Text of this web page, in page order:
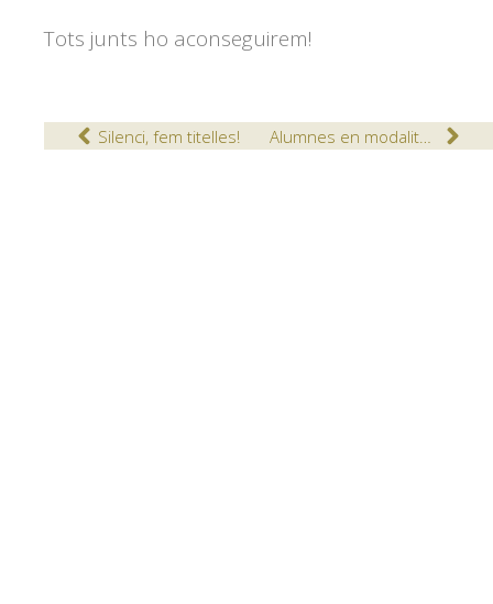
Tots junts ho aconseguirem!
Silenci, fem titelles! Alumnes en modalitat dual del Cicle Formatiu de grau superior d’Administració i Finances a la recta final del seu pas per l’empresa.